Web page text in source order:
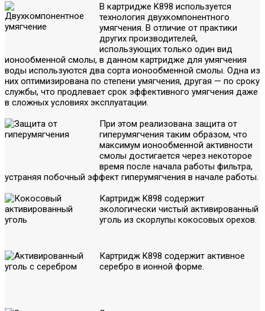
В картридже K898 используется
технология двухкомпонентного
умягчения. В отличие от практики
других производителей,
использующих только один вид
ионообменной смолы, в данном картридже для умягчения
воды используются два сорта ионообменной смолы. Одна из
них оптимизирована по степени умягчения, другая — по сроку
службы, что продлевает срок эффективного умягчения даже
в сложных условиях эксплуатации.
При этом реализована защита от
гиперумягчения таким образом, что
максимум ионообменной активности
смолы достигается через некоторое
время после начала работы фильтра,
устраняя побочный эффект гиперумягчения в начале работы.
Картридж K898 содержит
экологически чистый активированный
уголь из скорлупы кокосовых орехов.
Картридж K898 содержит активное
серебро в ионной форме.